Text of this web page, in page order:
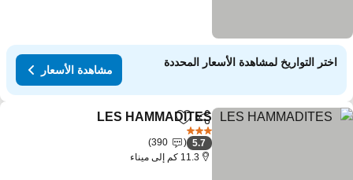
اختر التواريخ لمشاهدة الأسعار المحددة
مشاهدة الأسعار
مشاركةAdd to favorites
LES HAMMADITES
5.7
390
11.3 كم إلى ميناء